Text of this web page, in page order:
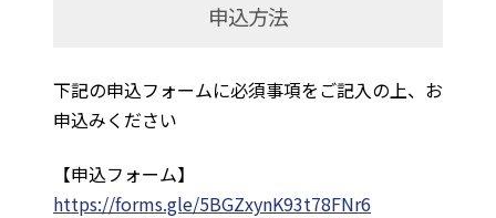
申込方法
下記の申込フォームに必須事項をご記入の上、お
申込みください
【申込フォーム】
https://forms.gle/5BGZxynK93t78FNr6